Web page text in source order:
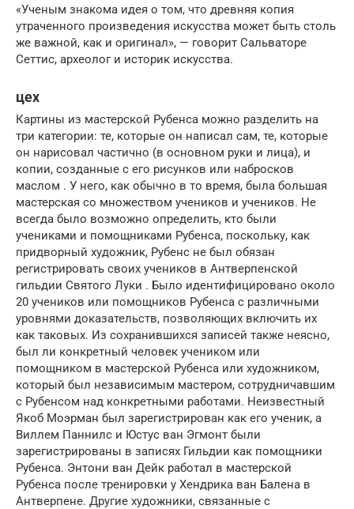
«Ученым знакома идея о том, что древняя копия
утраченного произведения искусства может быть столь
же важной, как и оригинал», — говорит Сальваторе
Сеттис, археолог и историк искусства.
цех
Картины из мастерской Рубенса можно разделить на
три категории: те, которые он написал сам, те, которые
он нарисовал частично (в основном руки и лица), и
копии, созданные с его рисунков или набросков
маслом . У него, как обычно в то время, была большая
мастерская со множеством учеников и учеников. Не
всегда было возможно определить, кто были
учениками и помощниками Рубенса, поскольку, как
придворный художник, Рубенс не был обязан
регистрировать своих учеников в Антверпенской
гильдии Святого Луки . Было идентифицировано около
20 учеников или помощников Рубенса с различными
уровнями доказательств, позволяющих включить их
как таковых. Из сохранившихся записей также неясно,
был ли конкретный человек учеником или
помощником в мастерской Рубенса или художником,
который был независимым мастером, сотрудничавшим
с Рубенсом над конкретными работами. Неизвестный
Якоб Моэрман был зарегистрирован как его ученик, а
Виллем Паннилс и Юстус ван Эгмонт были
зарегистрированы в записях Гильдии как помощники
Рубенса. Энтони ван Дейк работал в мастерской
Рубенса после тренировки у Хендрика ван Балена в
Антверпене. Другие художники, связанные с